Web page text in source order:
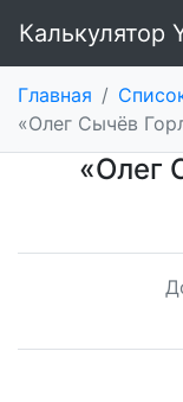
Калькулятор
Главная /
«Олег Сычёв
«Олег